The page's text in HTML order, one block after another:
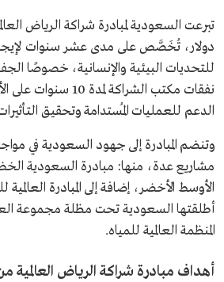
دولار، تُخَصَّص على مدى عشر سنوات
للتحديات البيئية والإنسانية، خصوصًا
نفقات مكتب الشراكة
الدعم للعمليات المُستدامة وتحقيق
وتنضم المبادرة إلى جهود السعودية في
مشاريع عدة، منها: مبادرة السعودية
الأوسط الأخضر، إضافة إلى المبادرة
أطلقتها السعودية تحت مظلة مجموعة
المنظمة العالمية للمياه.
أهداف مبادرة شراكة الرياض العالمية